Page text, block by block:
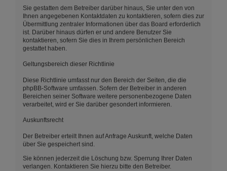
Sie gestatten dem Betreiber darüber hinaus, Sie unter den von
Ihnen angegebenen Kontaktdaten zu kontaktieren, sofern dies zur
Übermittlung zentraler Informationen über das Board erforderlich
ist. Darüber hinaus dürfen er und andere Benutzer Sie
kontaktieren, sofern Sie dies in Ihrem persönlichen Bereich
gestattet haben.
Geltungsbereich dieser Richtlinie
Diese Richtlinie umfasst nur den Bereich der Seiten, die die
phpBB-Software umfassen. Sofern der Betreiber in anderen
Bereichen seiner Software weitere personenbezogene Daten
verarbeitet, wird er Sie darüber gesondert informieren.
Auskunftsrecht
Der Betreiber erteilt Ihnen auf Anfrage Auskunft, welche Daten
über Sie gespeichert sind.
Sie können jederzeit die Löschung bzw. Sperrung Ihrer Daten
verlangen. Kontaktieren Sie hierzu bitte den Betreiber.